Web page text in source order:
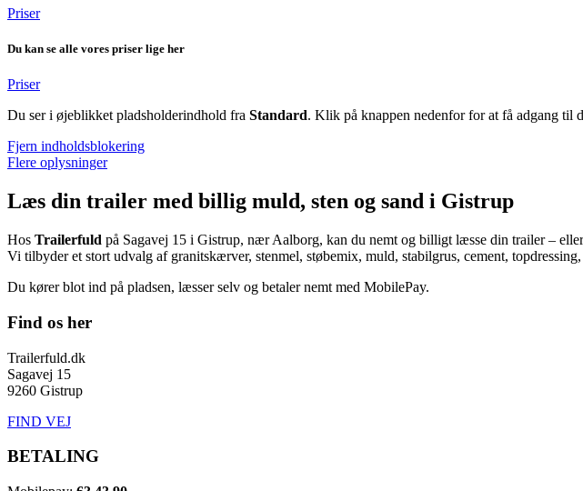
Priser
Du kan se alle vores priser lige her
Priser
Du ser i øjeblikket pladsholderindhold fra Standard. Klik på knappen nedenfor for at få adgang til
Fjern indholdsblokering
Flere oplysninger
Læs din trailer med billig muld, sten og sand i Gistrup
Hos Trailerfuld på Sagavej 15 i Gistrup, nær Aalborg, kan du nemt og billigt læsse din trailer –
Vi tilbyder et stort udvalg af granitskærver, stenmel, støbemix, muld, stabilgrus, cement,
Du kører blot ind på pladsen, læsser selv og betaler nemt med MobilePay.
Find os her
Trailerfuld.dk
Sagavej 15
9260 Gistrup
FIND VEJ
BETALING